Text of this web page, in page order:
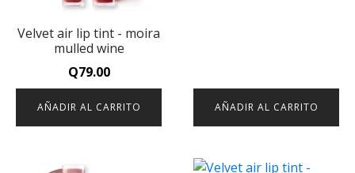
Velvet air lip tint - moira
mulled wine
Q79.00
AÑADIR AL CARRITO AÑADIR AL CARRITO